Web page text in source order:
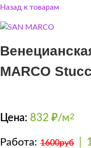
Назад к товарам
MARCO
Цена: 832 ₽/м2
Работа: 1600руб